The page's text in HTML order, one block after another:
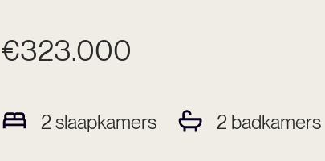
€323.000
2 slaapkamers 2 badkamers